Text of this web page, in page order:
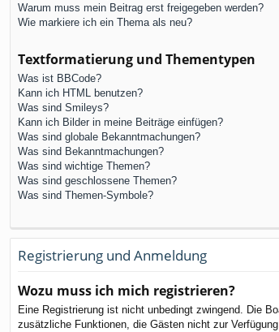
Warum muss mein Beitrag erst freigegeben werden?
Wie markiere ich ein Thema als neu?
Textformatierung und Thementypen
Was ist BBCode?
Kann ich HTML benutzen?
Was sind Smileys?
Kann ich Bilder in meine Beiträge einfügen?
Was sind globale Bekanntmachungen?
Was sind Bekanntmachungen?
Was sind wichtige Themen?
Was sind geschlossene Themen?
Was sind Themen-Symbole?
Registrierung und Anmeldung
Wozu muss ich mich registrieren?
Eine Registrierung ist nicht unbedingt zwingend. Die
zusätzliche Funktionen, die Gästen nicht zur